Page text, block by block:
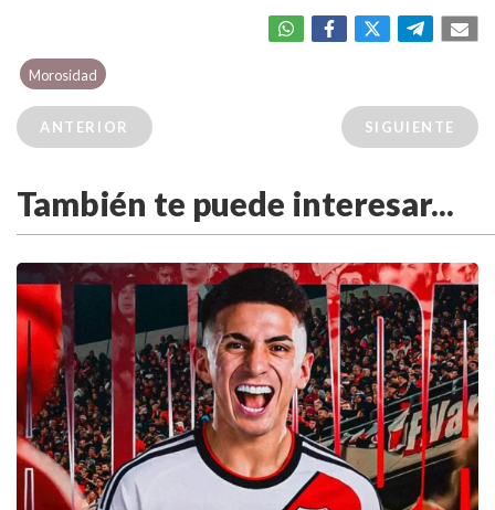
Morosidad
ANTERIOR SIGUIENTE
También te puede interesar...